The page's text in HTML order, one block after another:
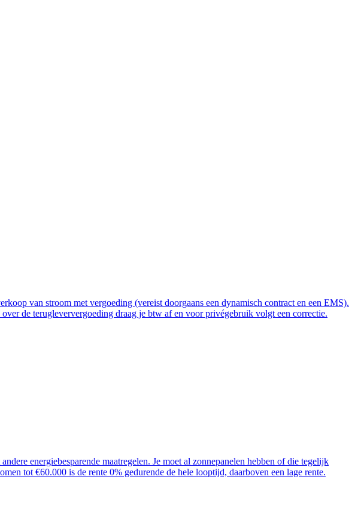
van stroom met vergoeding (vereist doorgaans een dynamisch contract en een EMS).
de terugleververgoeding draag je btw af en voor privégebruik volgt een correctie.
energiebesparende maatregelen. Je moet al zonnepanelen hebben of die tegelijk
tot €60.000 is de rente 0% gedurende de hele looptijd, daarboven een lage rente.